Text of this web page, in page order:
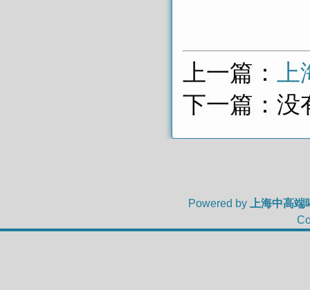
上一篇：
下一篇：没
Powered by
上海中高